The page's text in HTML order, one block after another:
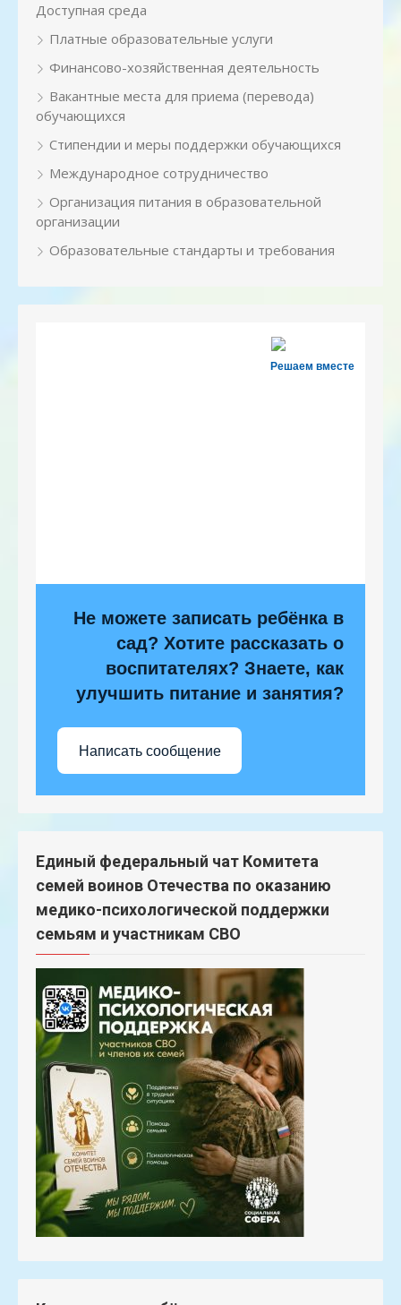
Доступная среда
Платные образовательные услуги
Финансово-хозяйственная деятельность
Вакантные места для приема (перевода)
обучающихся
Стипендии и меры поддержки обучающихся
Международное сотрудничество
Организация питания в образовательной
организации
Образовательные стандарты и требования
Решаем вместе
Не можете записать ребёнка в
сад? Хотите рассказать о
воспитателях? Знаете, как
улучшить питание и занятия?
Написать сообщение
Единый федеральный чат Комитета
семей воинов Отечества по оказанию
медико-психологической поддержки
семьям и участникам СВО